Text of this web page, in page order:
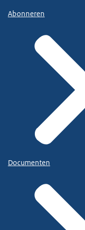
Abonneren
Documenten